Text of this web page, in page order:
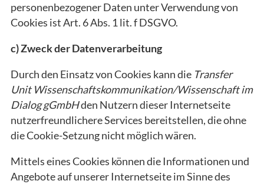
personenbezogener Daten unter Verwendung von
Cookies ist Art. 6 Abs. 1 lit. f DSGVO.
c) Zweck der Datenverarbeitung
Durch den Einsatz von Cookies kann die Transfer
Unit Wissenschaftskommunikation/Wissenschaft im
Dialog gGmbHden Nutzern dieser Internetseite
nutzerfreundlichere Services bereitstellen, die ohne
die Cookie-Setzung nicht möglich wären.
Mittels eines Cookies können die Informationen und
Angebote auf unserer Internetseite im Sinne des